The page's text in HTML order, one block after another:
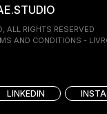
RIGHTS RESERVED
AND CONDITIONS -
LINKEDIN